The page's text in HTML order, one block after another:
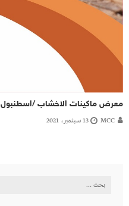
معرض ماكينات الاخشاب /اسطنبول
MCC 13 سبتمبر، 2021
البحث